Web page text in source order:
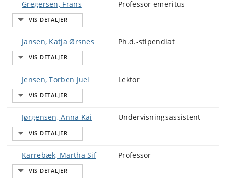
Gregersen, Frans Professor emeritus
Jansen, Katja Ørsnes Ph.d.-stipendiat
Jensen, Torben Juel Lektor
Jørgensen, Anna Kai Undervisningsassistent
Karrebæk, Martha Sif Professor